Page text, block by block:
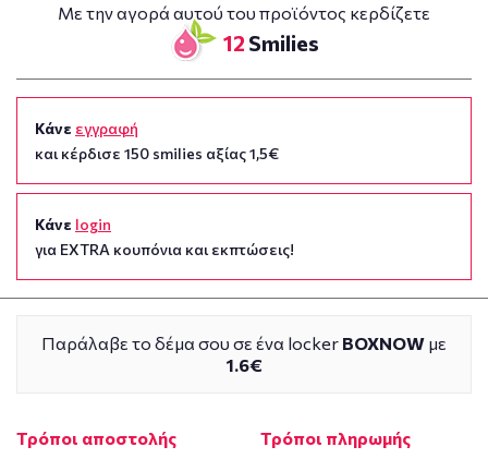
Με την αγορά αυτού του προϊόντος κερδίζετε
12 Smilies
Κάνε εγγραφή
και κέρδισε 150 smilies αξίας 1,5€
Κάνε login
για EXTRA κουπόνια και εκπτώσεις!
Παράλαβε το δέμα σου σε ένα locker BOXNOW με
1.6€
Τρόποι αποστολής Τρόποι πληρωμής